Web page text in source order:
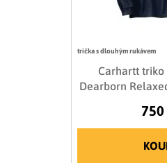
trička s dlouhým rukávem
Carhartt triko
Dearborn
750